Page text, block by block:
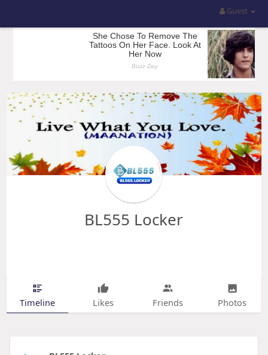
Guest
BL555 Locker
Timeline Likes Friends Photos